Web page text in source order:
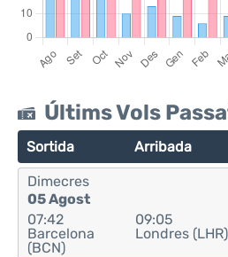
Últims Vols
Sortida Arribada
Dimecres
05 Agost
07:42
Barcelona
(BCN)
09:05
Londres (LHR)